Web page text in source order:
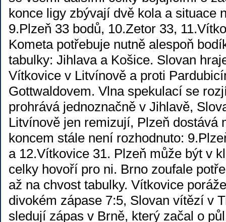
konce ligy zbývají dvě kola a situace
9.Plzeň 33 bodů, 10.Zetor 33,
Kometa potřebuje nutně alespoň
tabulky: Jihlava a Košice. Slovan
Vítkovice v Litvínově a proti
Gottwaldovem. Vlna spekulací se
prohrává jednoznačně v Jihlavě,
Litvínově jen remizují, Plzeň dostává
koncem stále není rozhodnuto:
a 12.Vítkovice 31. Plzeň může být v
celky hovoří pro ni. Brno zoufale
až na chvost tabulky. Vítkovice
divokém zápase 7:5, Slovan vítězí v
sledují zápas v Brně, který začal o